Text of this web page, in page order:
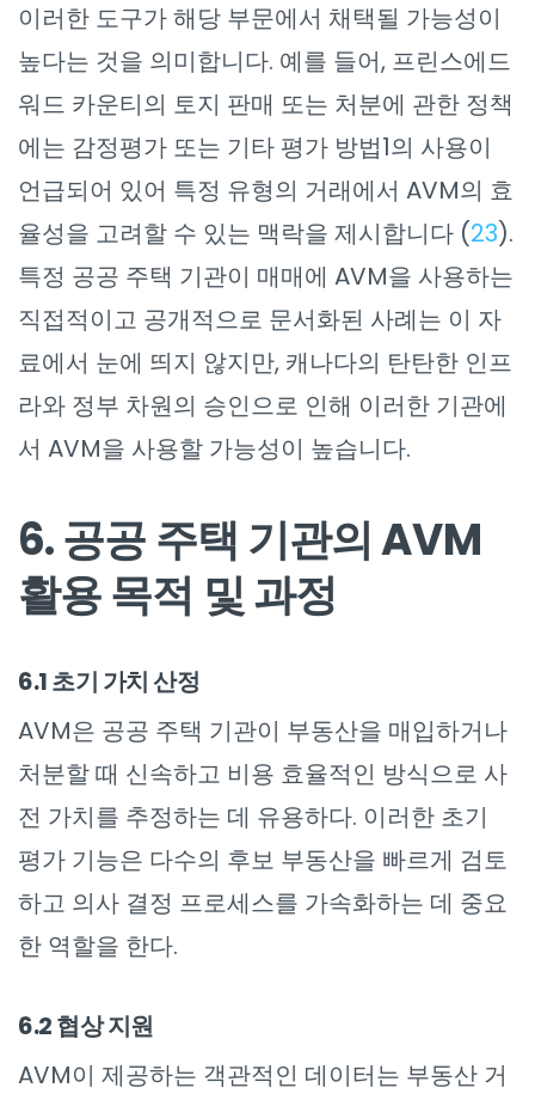
이러한 도구가 해당 부문에서 채택될 가능성이
높다는 것을 의미합니다. 예를 들어, 프린스에드
워드 카운티의 토지 판매 또는 처분에 관한 정책
에는 감정평가 또는 기타 평가 방법1의 사용이
언급되어 있어 특정 유형의 거래에서 AVM의 효
율성을 고려할 수 있는 맥락을 제시합니다 (23).
특정 공공 주택 기관이 매매에 AVM을 사용하는
직접적이고 공개적으로 문서화된 사례는 이 자
료에서 눈에 띄지 않지만, 캐나다의 탄탄한 인프
라와 정부 차원의 승인으로 인해 이러한 기관에
서 AVM을 사용할 가능성이 높습니다.
6. 공공 주택 기관의 AVM
활용 목적 및 과정
6.1 초기 가치 산정
AVM은 공공 주택 기관이 부동산을 매입하거나
처분할 때 신속하고 비용 효율적인 방식으로 사
전 가치를 추정하는 데 유용하다. 이러한 초기
평가 기능은 다수의 후보 부동산을 빠르게 검토
하고 의사 결정 프로세스를 가속화하는 데 중요
한 역할을 한다.
6.2 협상 지원
AVM이 제공하는 객관적인 데이터는 부동산 거